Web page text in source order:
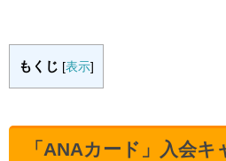
もくじ [表示]
「ANAカード」入会キ